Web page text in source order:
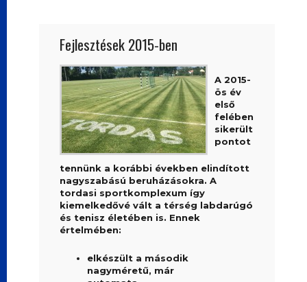
Fejlesztések 2015-ben
A 2015-
ös év
első
felében
sikerült
pontot
tennünk a korábbi években elindított
nagyszabású beruházásokra. A
tordasi sportkomplexum így
kiemelkedővé vált a térség labdarúgó
és tenisz életében is. Ennek
értelmében:
elkészült a második
nagyméretű, már